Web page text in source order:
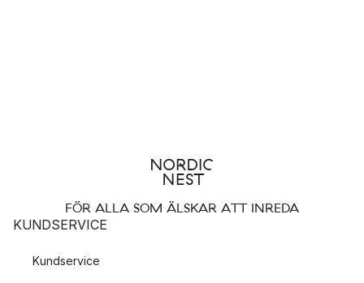
FÖR ALLA SOM ÄLSKAR ATT INREDA
KUNDSERVICE
Kundservice